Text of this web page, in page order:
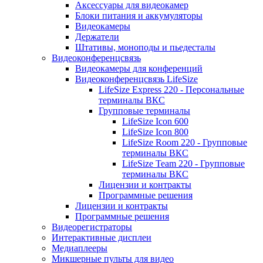
Аксессуары для видеокамер
Блоки питания и аккумуляторы
Видеокамеры
Держатели
Штативы, моноподы и пьедесталы
Видеоконференцсвязь
Видеокамеры для конференций
Видеоконференцсвязь LifeSize
LifeSize Express 220 - Персональные
терминалы ВКС
Групповые терминалы
LifeSize Icon 600
LifeSize Icon 800
LifeSize Room 220 - Групповые
терминалы ВКС
LifeSize Team 220 - Групповые
терминалы ВКС
Лицензии и контракты
Программные решения
Лицензии и контракты
Программные решения
Видеорегистраторы
Интерактивные дисплеи
Медиаплееры
Микшерные пульты для видео